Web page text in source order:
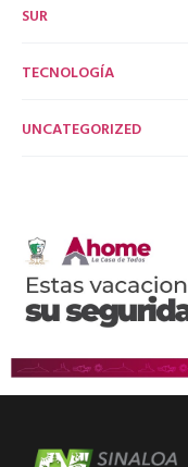
SUR
TECNOLOGÍA
UNCATEGORIZED